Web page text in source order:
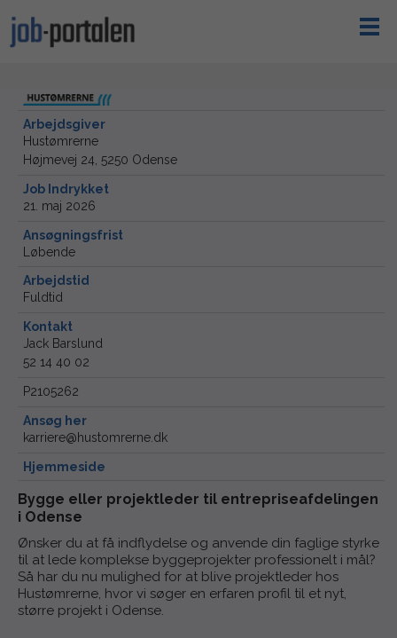
Arbejdsgiver
Hustømrerne
Højmevej 24, 5250 Odense
Job Indrykket
21. maj 2026
Ansøgningsfrist
Løbende
Arbejdstid
Fuldtid
Kontakt
Jack Barslund
52 14 40 02
P2105262
Ansøg her
karriere@hustomrerne.dk
Hjemmeside
Bygge eller projektleder til entrepriseafdelingen
i Odense
Ønsker du at få indflydelse og anvende din faglige styrke
til at lede komplekse byggeprojekter professionelt i mål?
Så har du nu mulighed for at blive projektleder hos
Hustømrerne, hvor vi søger en erfaren profil til et nyt,
større projekt i Odense.